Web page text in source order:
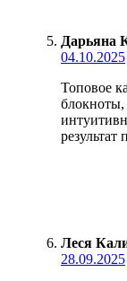
Дарьяна
04.10.2025
Топовое
блокноты,
Леся
28.09.2025